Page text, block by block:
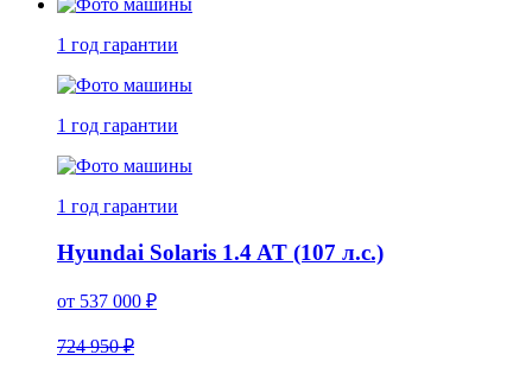
1 год гарантии
1 год гарантии
1 год гарантии
Hyundai Solaris 1.4 AT (107 л.с.)
от 537 000 ₽
724 950 ₽